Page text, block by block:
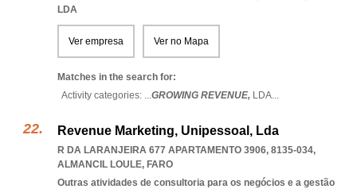
LDA
Ver empresa Ver no Mapa
Matches in the search for:
Activity categories: ...GROWING REVENUE, LDA...
Revenue Marketing, Unipessoal, Lda
R DA LARANJEIRA 677 APARTAMENTO 3906, 8135-034,
ALMANCIL LOULE, FARO
Outras atividades de consultoria para os negócios e a gestão